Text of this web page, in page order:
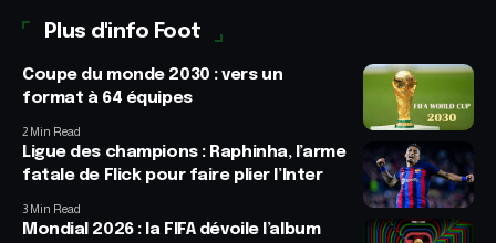
Plus d'info Foot
Coupe du monde 2030 : vers un
format à 64 équipes
2 Min Read
Ligue des champions : Raphinha, l’arme
fatale de Flick pour faire plier l’Inter
3 Min Read
Mondial 2026 : la FIFA dévoile l’album